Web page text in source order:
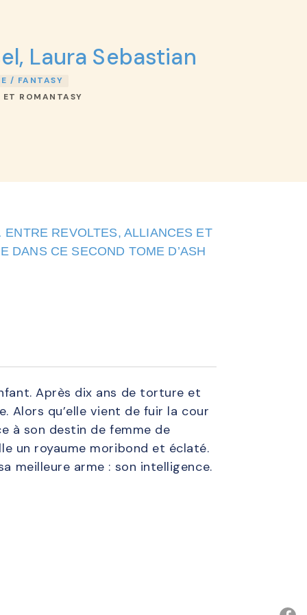
, Laura Sebastian
/ FANTASY
ET ROMANTASY
REVOLTES, ALLIANCES ET
DANS CE SECOND TOME D’ASH
Après dix ans de torture et
Alors qu’elle vient de fuir la cour
à son destin de femme de
un royaume moribond et éclaté.
meilleure arme : son intelligence.